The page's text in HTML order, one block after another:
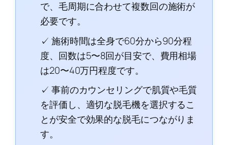
で、毛周期に合わせて複数回の施術が
必要です。
✓ 施術時間は全身で60分から90分程
度、回数は5〜8回が目安で、費用相場
は20〜40万円程度です。
✓ 事前のカウンセリングで肌質や毛質
を評価し、適切な脱毛機を選択するこ
とが安全で効果的な脱毛につながりま
す。